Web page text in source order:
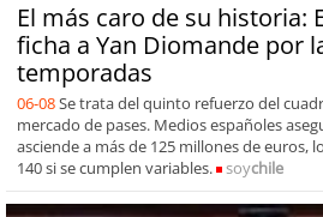
El más caro de su historia:
ficha a Yan Diomande por
temporadas
06-08Se trata del quinto refuerzo del
mercado de pases. Medios españoles
asciende a más de 125 millones de euros,
140 si se cumplen variables.
soychile